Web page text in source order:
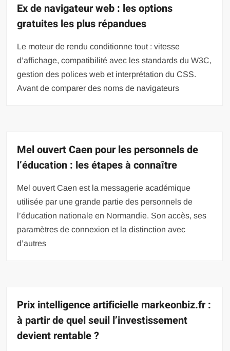
Ex de navigateur web : les options
gratuites les plus répandues
Le moteur de rendu conditionne tout : vitesse
d’affichage, compatibilité avec les standards du W3C,
gestion des polices web et interprétation du CSS.
Avant de comparer des noms de navigateurs
Mel ouvert Caen pour les personnels de
l’éducation : les étapes à connaître
Mel ouvert Caen est la messagerie académique
utilisée par une grande partie des personnels de
l’éducation nationale en Normandie. Son accès, ses
paramètres de connexion et la distinction avec
d’autres
Prix intelligence artificielle markeonbiz.fr :
à partir de quel seuil l’investissement
devient rentable ?